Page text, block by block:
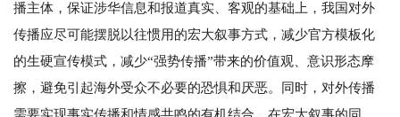
播主体，保证涉华信息和报道真实、客观的基础上，我国对外
传播应尽可能摆脱以往惯用的宏大叙事方式，减少官方模板化
的生硬宣传模式，减少“强势传播”带来的价值观、意识形态摩
擦，避免引起海外受众不必要的恐惧和厌恶。同时，对外传播